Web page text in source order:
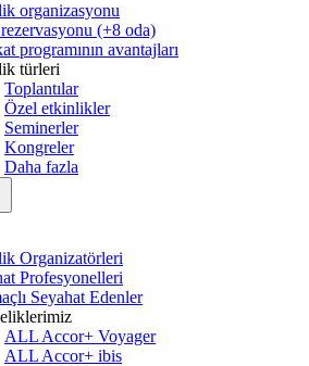
organizasyonu
(+8 oda)
programının avantajları
türleri
Toplantılar
Özel etkinlikler
Seminerler
Kongreler
Daha fazla
Organizatörleri
Profesyonelleri
Seyahat Edenler
ALL Accor+ Voyager
ALL Accor+ ibis